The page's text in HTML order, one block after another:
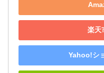
楽天
Yahoo!シ